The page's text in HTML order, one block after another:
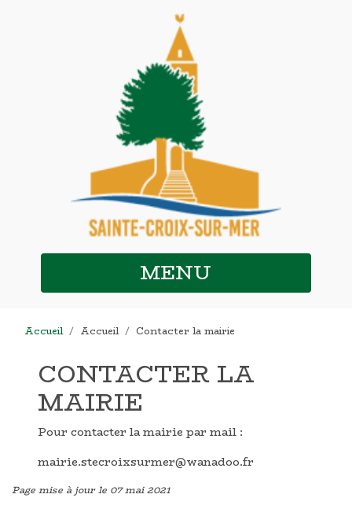
MENU
Accueil Accueil Contacter la mairie
CONTACTER LA
MAIRIE
Pour contacter la mairie par mail :
mairie.stecroixsurmer@wanadoo.fr
Page mise à jour le 07 mai 2021